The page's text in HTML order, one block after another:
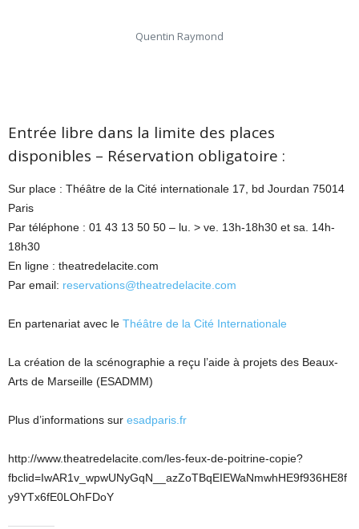
Quentin Raymond
Entrée libre dans la limite des places
disponibles – Réservation obligatoire :
Sur place : Théâtre de la Cité internationale 17, bd Jourdan 75014
Paris
Par téléphone : 01 43 13 50 50 – lu. > ve. 13h-18h30 et sa. 14h-
18h30
En ligne : theatredelacite.com
Par email: reservations@theatredelacite.com
En partenariat avec le Théâtre de la Cité Internationale
La création de la scénographie a reçu l’aide à projets des Beaux-
Arts de Marseille (ESADMM)
Plus d’informations sur esadparis.fr
http://www.theatredelacite.com/les-feux-de-poitrine-copie?
fbclid=IwAR1v_wpwUNyGqN__azZoTBqEIEWaNmwhHE9f936HE8f
y9YTx6fE0LOhFDoY